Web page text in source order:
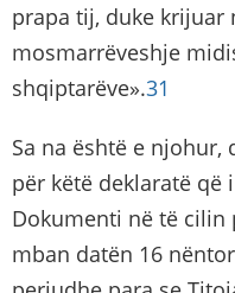
prapa tij, duke krijuar
mosmarrëveshje
shqiptarëve».31
Sa na është e
për këtë deklaratë që
Dokumenti në të cilin
mban datën 16